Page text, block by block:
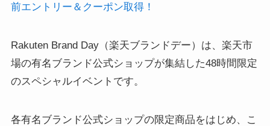
前エントリー＆クーポン取得！
Rakuten Brand Day（楽天ブランドデー）は、楽天市
場の有名ブランド公式ショップが集結した48時間限定
のスペシャルイベントです。
各有名ブランド公式ショップの限定商品をはじめ、こ